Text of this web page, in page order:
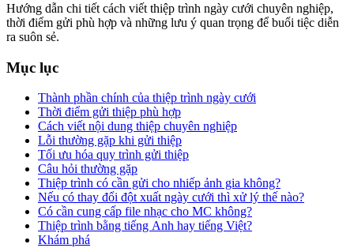
Hướng dẫn chi tiết cách viết thiệp trình ngày cưới chuyên nghiệp,
thời điểm gửi phù hợp và những lưu ý quan trọng để buổi tiệc diễn
ra suôn sẻ.
Mục lục
Thành phần chính của thiệp trình ngày cưới
Thời điểm gửi thiệp phù hợp
Cách viết nội dung thiệp chuyên nghiệp
Lỗi thường gặp khi gửi thiệp
Tối ưu hóa quy trình gửi thiệp
Câu hỏi thường gặp
Thiệp trình có cần gửi cho nhiếp ảnh gia không?
Nếu có thay đổi đột xuất ngày cưới thì xử lý thế nào?
Có cần cung cấp file nhạc cho MC không?
Thiệp trình bằng tiếng Anh hay tiếng Việt?
Khám phá